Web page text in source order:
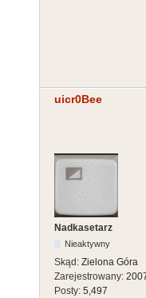
uicr0Bee
Nadkasetarz
Nieaktywny
Skąd: Zielona Góra
Zarejestrowany:
Posty: 5,497